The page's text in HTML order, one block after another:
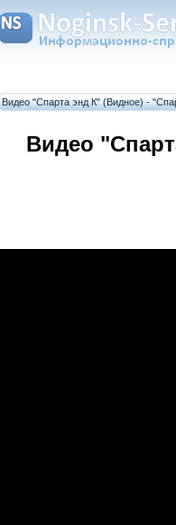
Видео "Спарта энд К" (Видное) -
Видео